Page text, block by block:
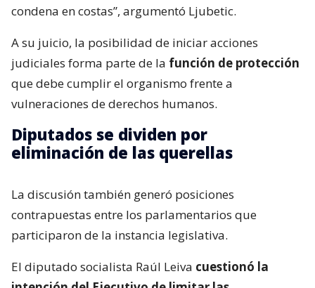
condena en costas”, argumentó Ljubetic.
A su juicio, la posibilidad de iniciar acciones
judiciales forma parte de la función de protección
que debe cumplir el organismo frente a
vulneraciones de derechos humanos.
Diputados se dividen por
eliminación de las querellas
La discusión también generó posiciones
contrapuestas entre los parlamentarios que
participaron de la instancia legislativa.
El diputado socialista Raúl Leiva cuestionó la